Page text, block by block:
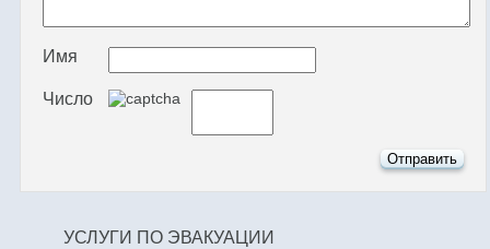
Имя
Число
УСЛУГИ ПО ЭВАКУАЦИИ